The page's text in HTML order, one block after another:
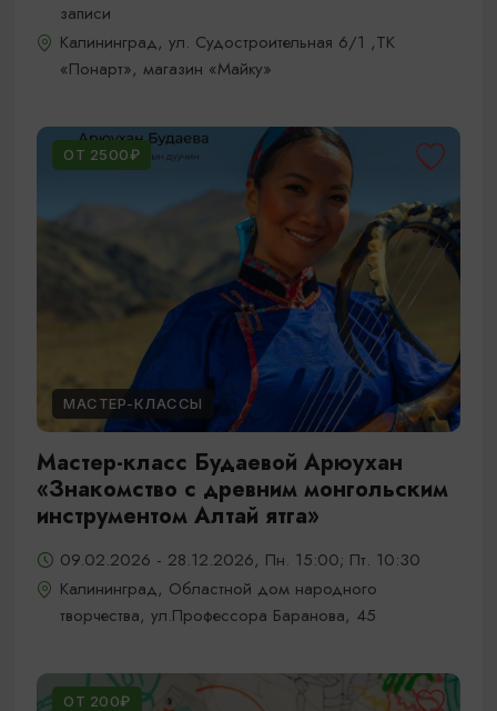
записи
Калининград, ул. Судостроительная 6/1 ,ТК
«Понарт», магазин «Майку»
ОТ 2500₽
МАСТЕР-КЛАССЫ
Мастер-класс Будаевой Арюухан
«Знакомство с древним монгольским
инструментом Алтай ятга»
09.02.2026 - 28.12.2026, Пн. 15:00; Пт. 10:30
Калининград, Областной дом народного
творчества, ул.Профессора Баранова, 45
ОТ 200₽